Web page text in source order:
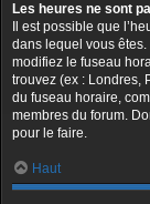
Les heures ne sont
Il est possible que
dans lequel vous
modifiez le fuseau
trouvez (ex : Londres,
du fuseau horaire,
membres du forum.
pour le faire.
Haut